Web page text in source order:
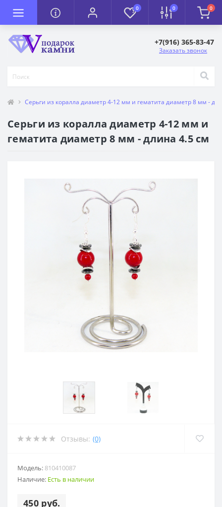
0 0 0
+7(916) 365-83-47
Заказать звонок
Серьги из коралла диаметр 4-12 мм и гематита диаметр 8 мм -
Серьги из коралла диаметр 4-12 мм и
гематита диаметр 8 мм - длина 4.5 см
Отзывы: (0)
Модель: 810410087
Наличие: Есть в наличии
450 руб.